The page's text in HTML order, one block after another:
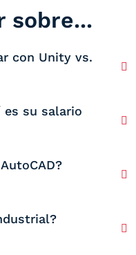
sobre...
con Unity vs.
su salario